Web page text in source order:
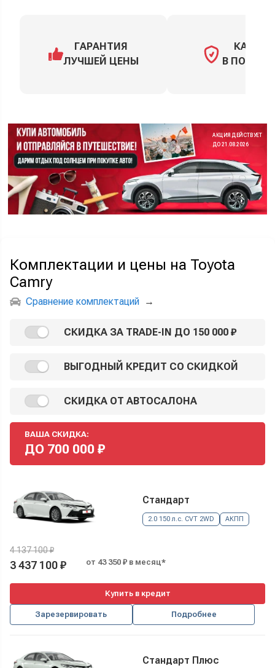
ГАРАНТИЯ
ЛУЧШЕЙ ЦЕНЫ
КАСКО
В
АКЦИЯ ДЕЙСТВУЕТ
ДО 21.08.2026
Комплектации и цены на Toyota
Camry
Сравнение комплектаций →
СКИДКА ЗА TRADE-IN ДО 150 000 ₽
ВЫГОДНЫЙ КРЕДИТ СО СКИДКОЙ
СКИДКА ОТ АВТОСАЛОНА
ВАША СКИДКА:
ДО 700 000 ₽
Стандарт
2.0 150 л.с. CVT 2WD АКПП
4 137 100 ₽
3 437 100 ₽ от 43 350 ₽ в месяц*
Купить в кредит
Зарезервировать Подробнее
Стандарт Плюс